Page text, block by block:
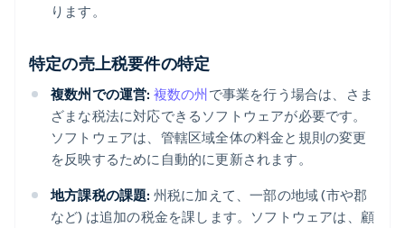
ります。
特定の売上税要件の特定
複数州での運営: 複数の州で事業を行う場合は、さま
ざまな税法に対応できるソフトウェアが必要です。
ソフトウェアは、管轄区域全体の料金と規則の変更
を反映するために自動的に更新されます。
地方課税の課題: 州税に加えて、一部の地域 (市や郡
など) は追加の税金を課します。ソフトウェアは、顧